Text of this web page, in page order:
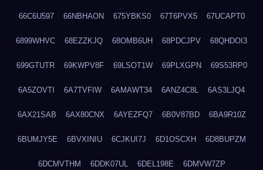
66C6U597 66NBHAON 675YBKS0 67T6PVX5 67UCAPT0
6899WHVC 68EZZKJQ 68OMB6UH 68PDCJPV 68QHDOI3
699GTUTR 69KWPV8F 69LSOT1W 69PLXGPN 69S53RP0
6A5ZOVTI 6A7TVFIW 6AMAWT34 6ANZ4C8L 6AS3LJQ4
6AX21SAB 6AX80CNX 6AYEZFQ7 6B0V87BD 6BA9R10Z
6BUMJY5E 6BVXINIU 6CJKUI7J 6D1OSCXH 6D8BUPZM
6DCMVTHM 6DDK07UL 6DEL198E 6DMVW7ZP